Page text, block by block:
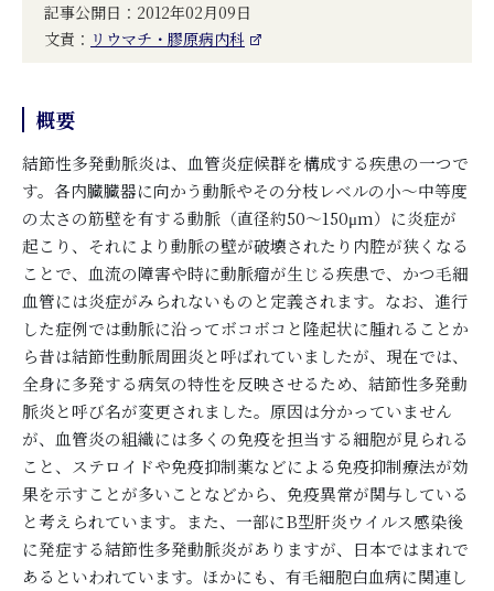
記事公開日：2012年02月09日
文責： リウマチ・膠原病内科
概要
結節性多発動脈炎は、血管炎症候群を構成する疾患の一つで
す。各内臓臓器に向かう動脈やその分枝レベルの小～中等度
の太さの筋壁を有する動脈（直径約50～150μm）に炎症が
起こり、それにより動脈の壁が破壊されたり内腔が狭くなる
ことで、血流の障害や時に動脈瘤が生じる疾患で、かつ毛細
血管には炎症がみられないものと定義されます。なお、進行
した症例では動脈に沿ってボコボコと隆起状に腫れることか
ら昔は結節性動脈周囲炎と呼ばれていましたが、現在では、
全身に多発する病気の特性を反映させるため、結節性多発動
脈炎と呼び名が変更されました。原因は分かっていません
が、血管炎の組織には多くの免疫を担当する細胞が見られる
こと、ステロイドや免疫抑制薬などによる免疫抑制療法が効
果を示すことが多いことなどから、免疫異常が関与している
と考えられています。また、一部にB型肝炎ウイルス感染後
に発症する結節性多発動脈炎がありますが、日本ではまれで
あるといわれています。ほかにも、有毛細胞白血病に関連し